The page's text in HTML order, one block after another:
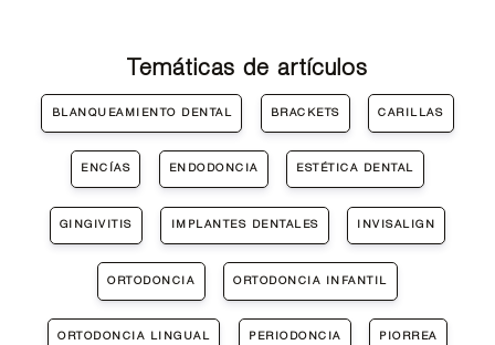
Temáticas de artículos
BLANQUEAMIENTO DENTAL BRACKETS CARILLAS
ENCÍAS ENDODONCIA ESTÉTICA DENTAL
GINGIVITIS IMPLANTES DENTALES INVISALIGN
ORTODONCIA ORTODONCIA INFANTIL
ORTODONCIA LINGUAL PERIODONCIA PIORREA